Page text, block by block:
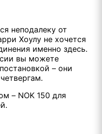
неподалеку от
Хоулу не хочется
именно здесь.
вы можете
– они
– NOK 150 для